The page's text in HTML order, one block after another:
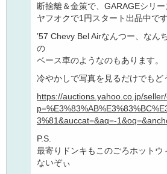
断捨離＆金策で、GARAGEシリ
ヤフオクで1円スタート出品中です
’57 Chevy Bel Airなんつー、なん
の
ベース車のようなのもあります。
冷やかしで写真を見るだけでもど
https://auctions.yahoo.co.jp/
3%81&auccat=&aq=-
P.S.
最寄りドンキもこのごろホットウ
ないぞぃ